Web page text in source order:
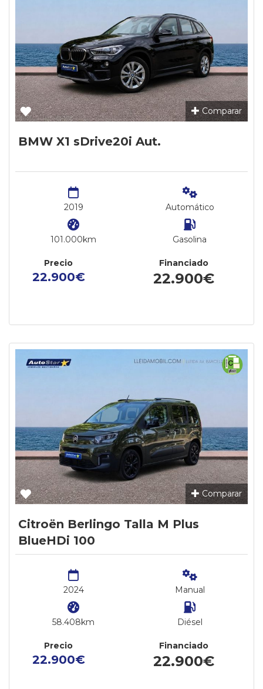
Comparar
BMW X1 sDrive20i Aut.
2019
101.000km
Automático
Gasolina
Precio
22.900€
Financiado
22.900€
Comparar
Citroën Berlingo Talla M Plus
BlueHDi 100
2024
58.408km
Manual
Diésel
Precio
22.900€
Financiado
22.900€